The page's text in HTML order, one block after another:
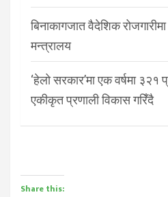
बिनाकागजात वैदेशिक
मन्त्रालय
‘हेलो सरकार’मा एक वर्षमा
एकीकृत प्रणाली विकास गरिँदै
Share this: